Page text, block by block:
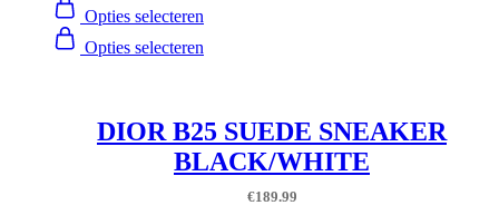
Opties selecteren
Opties selecteren
DIOR B25 SUEDE SNEAKER
BLACK/WHITE
€189.99